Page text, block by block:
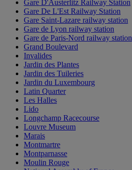
Gare D'Austerlitz Railway Station
Gare De L'Est Railway Station
Gare Saint-Lazare railway station
Gare de Lyon railway station
Gare de Paris-Nord railway station
Grand Boulevard
Invalides
Jardin des Plantes
Jardin des Tuileries
Jardin du Luxembourg
Latin Quarter
Les Halles
Lido
Longchamp Racecourse
Louvre Museum
Marais
Montmartre
Montparnasse
Moulin Rouge